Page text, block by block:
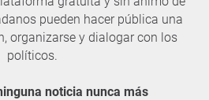
pueden hacer pública una
organizarse y dialogar con los
políticos.
noticia nunca más